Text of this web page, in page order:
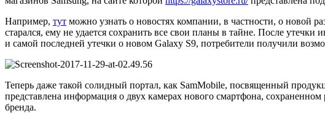
Например, тут можно узнать о новостях компании, в частности, о новой
старался, ему не удается сохранить все свои планы в тайне. После
и самой последней утечки о новом Galaxy S9, потребители получили
Теперь даже такой солидный портал, как SamMobile, посвященный
представлена информация о двух камерах нового смартфона,
бренда.